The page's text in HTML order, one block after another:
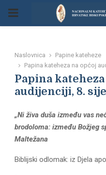
P
M
A
R
Naslovnica
Papine kateheze
Papina kateheza na općoj
Papina
audijenciji, 8.
„Ni živa duša između vas
brodoloma: između Božjeg
Maltežana
Biblijski odlomak: iz Djela